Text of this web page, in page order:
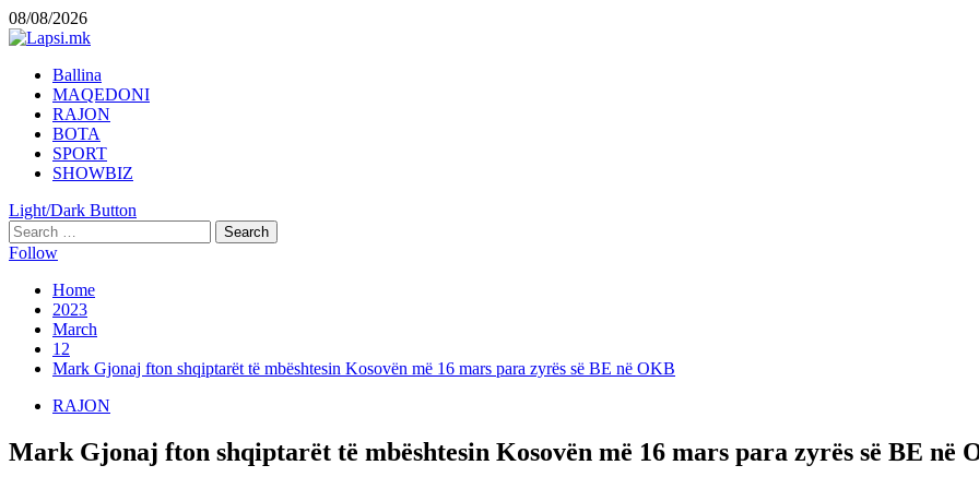
Skip
to
08/08/2026
Primary
Menu
Ballina
MAQEDONI
RAJON
BOTA
SPORT
SHOWBIZ
Light/Dark Button
Search
for:
Follow
Home
2023
March
12
Mark Gjonaj fton shqiptarët të mbështesin Kosovën më 16 mars para zyrës së BE në OKB
RAJON
Mark Gjonaj fton shqiptarët të mbështesin Kosovën më 16 mars para zyrës së BE në